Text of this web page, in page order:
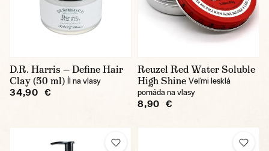
D.R. Harris — Define Hair
Clay (50 ml)
Íl na vlasy
34,90 €
Reuzel Red Water Soluble
High Shine Veľmi lesklá
pomáda na vlasy
8,90 €